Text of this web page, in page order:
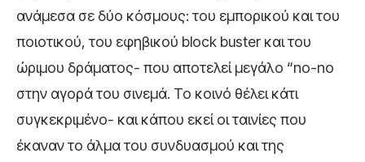
ανάμεσα σε δύο κόσμους: του εμπορικού και του
ποιοτικού, του εφηβικού block buster και του
ώριμου δράματος- που αποτελεί μεγάλο “no-no
στην αγορά του σινεμά. Το κοινό θέλει κάτι
συγκεκριμένο- και κάπου εκεί οι ταινίες που
έκαναν το άλμα του συνδυασμού και της